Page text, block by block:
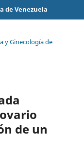
de Venezuela
y Ginecología de
de un